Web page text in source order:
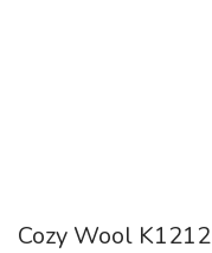
Cozy Wool K1212